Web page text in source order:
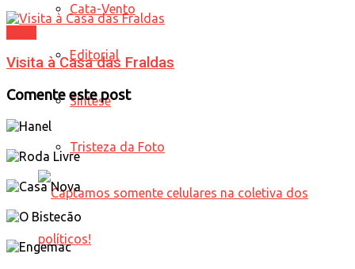
Cata-Vento
Editorial
Síntese
Tristeza da Foto
Visita à Casa das Fraldas
Comente este post